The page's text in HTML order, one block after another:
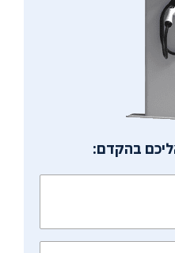
בהקדם: